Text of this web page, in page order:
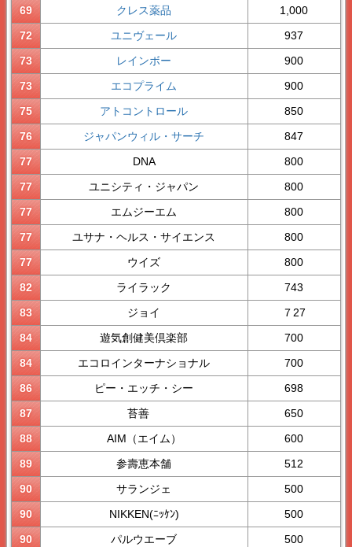
69
クレス薬品
1,000
72
ユニヴェール
937
73
レインボー
900
73
エコプライム
900
75
アトコントロール
850
76
ジャパンウィル・サーチ
847
77
DNA
800
77
ユニシティ・ジャパン
800
77
エムジーエム
800
77
ユサナ・ヘルス・サイエンス
800
77
ウイズ
800
82
ライラック
743
83
ジョイ
７27
84
遊気創健美倶楽部
700
84
エコロインターナショナル
700
86
ピー・エッチ・シー
698
87
苔善
650
88
AIM（エイム）
600
89
参壽恵本舗
512
90
サランジェ
500
90
NIKKEN(ﾆｯｹﾝ)
500
90
パルウエーブ 500